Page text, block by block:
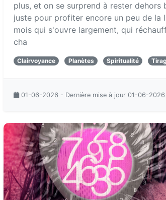
plus, et on se surprend à rester dehors
juste pour profiter encore un peu de la
mois qui s'ouvre largement, qui
cha
Clairvoyance Planètes Spiritualité
01-06-2026 - Dernière mise à jour 01-06-2026